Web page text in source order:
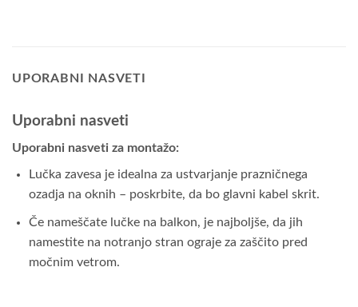
UPORABNI NASVETI
Uporabni nasveti
Uporabni nasveti za montažo:
Lučka zavesa je idealna za ustvarjanje prazničnega
ozadja na oknih – poskrbite, da bo glavni kabel skrit.
Če nameščate lučke na balkon, je najboljše, da jih
namestite na notranjo stran ograje za zaščito pred
močnim vetrom.